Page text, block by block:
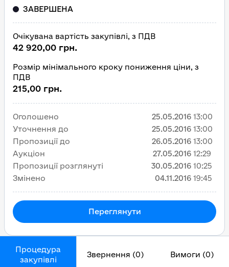
Процедура
закупівлі
Звернення (0) Вимоги (0)
ЗАВЕРШЕНА
Очікувана вартість закупівлі, з ПДВ
42 920,00 грн.
Розмір мінімального кроку пониження ціни, з
ПДВ
215,00 грн.
Оголошено 25.05.2016 13:00
Уточнення до
25.05.2016 13:00
Пропозиції до
26.05.2016 13:00
Аукціон
27.05.2016 12:29
Пропозиції розглянуті
30.05.2016 10:25
Змінено
04.11.2016 19:45
Переглянути